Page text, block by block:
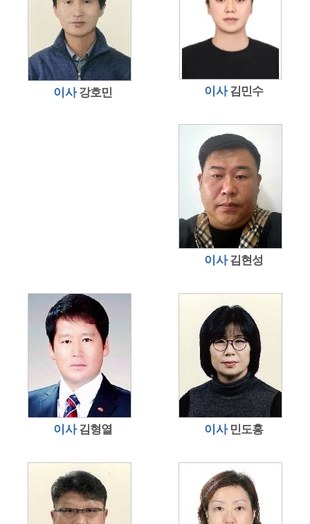
이사 강호민 이사 김민수
이사 김현성
이사 김형열 이사 민도홍